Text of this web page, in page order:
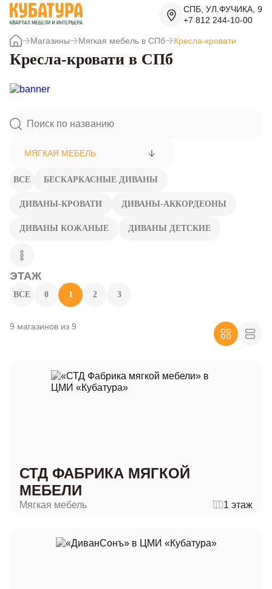
СПБ, УЛ.ФУЧИКА, 9
+7 812 244-10-00
Магазины Мягкая мебель в СПб Кресла-кровати
Кресла-кровати в СПб
МЯГКАЯ МЕБЕЛЬ
ВСЕ БЕСКАРКАСНЫЕ ДИВАНЫ
ДИВАНЫ-КРОВАТИ ДИВАНЫ-АККОРДЕОНЫ
ДИВАНЫ КОЖАНЫЕ ДИВАНЫ ДЕТСКИЕ
ЭТАЖ
ВСЕ 0 1 2 3
9 магазинов из 9
СТД ФАБРИКА МЯГКОЙ
МЕБЕЛИ
Мягкая мебель 1 этаж